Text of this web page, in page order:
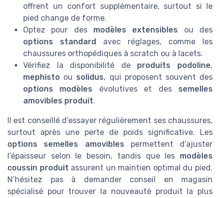
offrent un confort supplémentaire, surtout si le
pied change de forme.
Optez pour des modèles extensibles ou des
options standard
avec réglages, comme les
chaussures orthopédiques à scratch ou à lacets.
Vérifiez la disponibilité de produits podoline,
mephisto ou solidus, qui proposent souvent des
options modèles évolutives et des semelles
amovibles produit.
Il est conseillé d’essayer régulièrement ses chaussures,
surtout après une perte de poids significative. Les
options semelles amovibles permettent d’ajuster
l’épaisseur selon le besoin, tandis que les modèles
coussin produit assurent un maintien optimal du pied.
N’hésitez pas à demander conseil en magasin
spécialisé pour trouver la nouveauté produit la plus